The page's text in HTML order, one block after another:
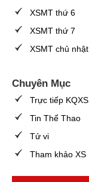
XSMT thứ 6
XSMT thứ 7
XSMT chủ nhật
Chuyên Mục
Trực tiếp KQXS
Tin Thể Thao
Tử vi
Tham khảo XS